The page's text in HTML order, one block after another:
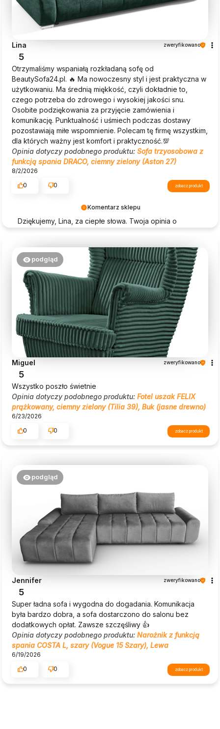
Komentarz sklepu
Dziękujemy, Lina, za ciepłe słowa. Twoja opinia o
Lina zweryfikowano
5
Otrzymaliśmy wspaniałą rozkładaną sofę od
BeautySofa24.pl. 🔥 Ma nowoczesny styl i jest praktyczna w
użytkowaniu. Ma średnią miękkość, czyli dokładnie to,
czego potrzeba do zdrowego i wysokiej jakości snu.
Osobite podziękowania za przyjęcie zamówienia i
komunikację. Punktualność i uśmiech podczas dostawy
pozostawiają miłe wspomnienie. Polecam tę firmę wszystkim,
dla których ważny jest komfort i praktyczność.💯
Opinia dotyczy podobnego produktu: Sofa trzyosobowa z
funkcją spania DRACO, ciemny zielony (Aston 27)
8/2/2026
0
0 zobacz produkt
podgląd
Miguel zweryfikowano
5
Wszystko poszło świetnie
Opinia dotyczy podobnego produktu: Fotel uszak FELIX
prążkowany, ciemny zielony (Tilia 39), Buk (jasne drewno)
6/23/2026
0
0 zobacz produkt
podgląd
Jennifer zweryfikowano
5
Super ładna sofa i wygodna do dogadania. Komunikacja
była bardzo dobra, a sofa dostarczono do salonu bez
dodatkowych opłat. Zawsze szczęśliwy 👍
Opinia dotyczy podobnego produktu: Narożnik z funkcją
spania COSTA L, szary (Vogue 15 Szary), Lewa
6/19/2026
0
0 zobacz produkt